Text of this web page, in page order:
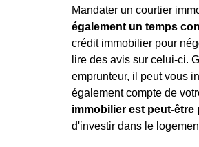
Mandater un courtier
également un temps
crédit immobilier pour
lire des avis sur celui-ci.
emprunteur, il peut vous
également compte de
immobilier est peut-être
d'investir dans le